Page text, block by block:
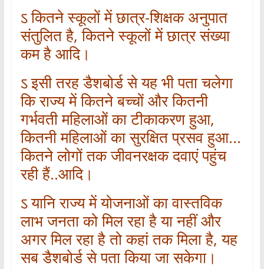
ऽ कितने स्कूलों में छात्र-शिक्षक अनुपात
संतुलित है, कितने स्कूलों में छात्र संख्या
कम है आदि।
ऽ इसी तरह डैशबोर्ड से यह भी पता चलेगा
कि राज्य में कितने बच्चों और कितनी
गर्भवती महिलाओं का टीकाकरण हुआ,
कितनी महिलाओं का सुरक्षित प्रसव हुआ…
कितने लोगों तक जीवनरक्षक दवाएं पहुंच
रही हैं..आदि।
ऽ यानि राज्य में योजनाओं का वास्तविक
लाभ जनता को मिल रहा है या नहीं और
अगर मिल रहा है तो कहां तक मिला है, यह
सब डैशबोर्ड से पता किया जा सकेगा।